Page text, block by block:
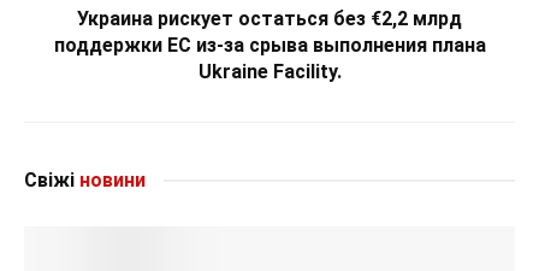
Украина рискует остаться без €2,2 млрд
поддержки ЕС из-за срыва выполнения плана
Ukraine Facility.
Свіжі новини